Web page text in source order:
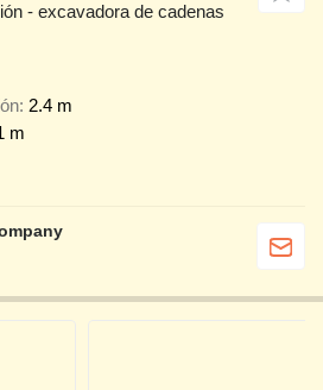
- excavadora de cadenas
2.4 m
m